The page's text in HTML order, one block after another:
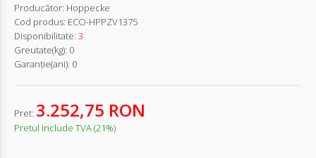
Producător: Hoppecke
Cod produs: ECO-HPPZV1375
Disponibilitate: 3
Greutate(kg): 0
Garanţie(ani): 0
Pret: 3.252,75 RON
Pretul include TVA (21%)